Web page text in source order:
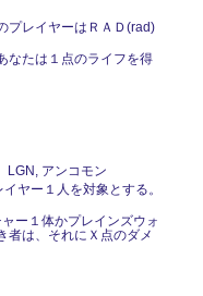
プレイヤーはＲＡＤ(rad)
なたは１点のライフを得
アンコモン
ヤー１人を対象とする。
ー１体かプレインズウォ
者は、それにＸ点のダメ